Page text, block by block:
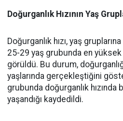
Doğurganlık Hızının Yaş
Doğurganlık hızı, yaş
25-29 yaş grubunda en
görüldü. Bu durum,
yaşlarında gerçekleştiğini
grubunda doğurganlık
yaşandığı kaydedildi.